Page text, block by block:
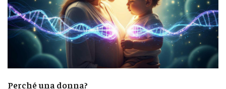
Perché una donna?